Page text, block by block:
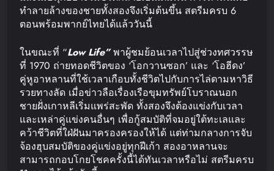
ทำลายล้างของชายทั้งสองจึงเริ่มต้นขึ้น สตรีมครบ 6
ตอนพร้อมพากย์ไทยได้แล้ววันนี้
ในขณะที่ “Low Life”พาผู้ชมย้อนเวลาไปสู่ช่วงทศวรรษ
ที่ 1970 ถ่ายทอดชีวิตของ ‘โอกวานซอก’ และ ‘โอฮีดง’
คู่หูอาหลานที่ใช้เวลาเกือบทั้งชีวิตไปกับการไล่ตามหาวิธี
รวยทางลัด เมื่อข่าวลือเรื่องเรือขุมทรัพย์โบราณนอก
ชายฝั่งเกาหลีเริ่มแพร่สะพัด ทั้งสองจึงต้องแข่งกับเวลา
และเหล่าคู่แข่งคนอื่นๆ เพื่อกู้สมบัติที่จมอยู่ใต้ทะเลและ
คว้าชีวิตที่ใฝ่ฝันมาครองครองให้ได้ แต่ท่ามกลางการจับ
จ้องฮุบสมบัติของคู่แข่งอยู่ทุกฝีเก้า สองอาหลานจะ
สามารถกอบโกยโชคครั้งนี้ได้ทันเวลาหรือไม่ สตรีมครบ